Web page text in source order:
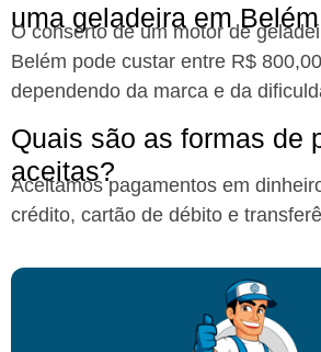
uma geladeira em Belém​
O conserto de um motor de
Belém pode custar entre R$
dependendo da marca e da
Quais são as formas de
aceitas?​
Aceitamos pagamentos em
crédito, cartão de débito e